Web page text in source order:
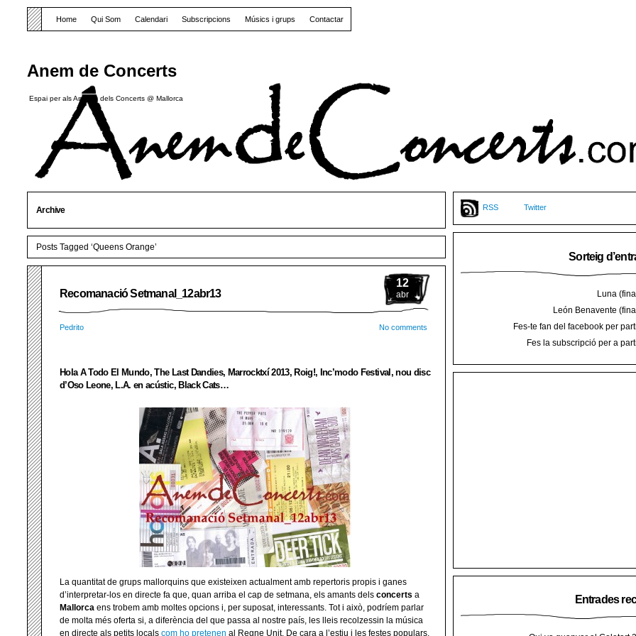
Anem de Concerts
Espai per als Amants dels Concerts @ Mallorca
Home Qui Som Calendari Subscripcions Músics i grups Contactar
Archive
Posts Tagged ‘Queens Orange’
12
abr
Recomanació Setmanal_12abr13
Pedrito No comments
Hola A Todo El Mundo, The Last Dandies, Marrocktxí 2013, Roig!, Inc’modo Festival, nou disc
d’Oso Leone, L.A. en acústic, Black Cats…
La quantitat de grups mallorquins que existeixen actualment amb repertoris propis i ganes
d’interpretar-los en directe fa que, quan arriba el cap de setmana, els amants dels concerts a
Mallorca ens trobem amb moltes opcions i, per suposat, interessants. Tot i això, podríem parlar
de molta més oferta si, a diferència del que passa al nostre país, les lleis recolzessin la música
en directe als petits locals com ho pretenen al Regne Unit. De cara a l’estiu i les festes populars,
RSS Twitter
Sorteig
Luna
León Benavente
Fes-te fan del facebook per
Fes la subscripció per a
Entrades